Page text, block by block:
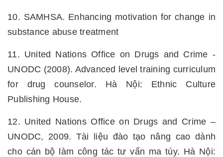
10. SAMHSA. Enhancing motivation for change in
substance abuse treatment
11. United Nations Office on Drugs and Crime -
UNODC (2008). Advanced level training curriculum
for drug counselor. Hà Nội: Ethnic Culture
Publishing House.
12. United Nations Office on Drugs and Crime –
UNODC, 2009. Tài liệu đào tạo nâng cao dành
cho cán bộ làm công tác tư vấn ma túy. Hà Nội: